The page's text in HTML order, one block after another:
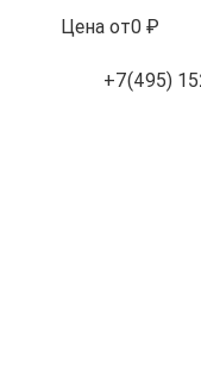
Цена от0 ₽
+7(495)